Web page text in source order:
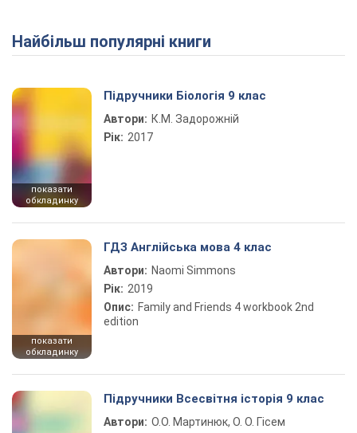
Play Video
Найбільш популярні книги
показати
обкладинку
Підручники Біологія 9 клас
Автори: К.М. Задорожній
Рік: 2017
показати
обкладинку
ГДЗ Англійська мова 4 клас
Автори: Naomi Simmons
Рік: 2019
Опис: Family and Friends 4 workbook 2nd
edition
Підручники Всесвітня історія 9 клас
Автори: О.О. Мартинюк, О. О. Гісем